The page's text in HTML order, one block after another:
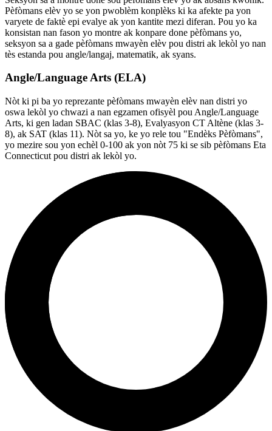
Pèfòmans elèv yo se yon pwoblèm konplèks ki ka afekte pa yon
varyete de faktè epi evalye ak yon kantite mezi diferan. Pou yo ka
konsistan nan fason yo montre ak konpare done pèfòmans yo,
seksyon sa a gade pèfòmans mwayèn elèv pou distri ak lekòl yo nan
tès estanda pou angle/langaj, matematik, ak syans.
Angle/Language Arts (ELA)
Nòt ki pi ba yo reprezante pèfòmans mwayèn elèv nan distri yo
oswa lekòl yo chwazi a nan egzamen ofisyèl pou Angle/Language
Arts, ki gen ladan SBAC (klas 3-8), Evalyasyon CT Altène (klas 3-
8), ak SAT (klas 11). Nòt sa yo, ke yo rele tou "Endèks Pèfòmans",
yo mezire sou yon echèl 0-100 ak yon nòt 75 ki se sib pèfòmans Eta
Connecticut pou distri ak lekòl yo.